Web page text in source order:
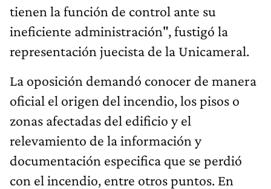
tienen la función de control ante su
ineficiente administración", fustigó la
representación juecista de la Unicameral.
La oposición demandó conocer de manera
oficial el origen del incendio, los pisos o
zonas afectadas del edificio y el
relevamiento de la información y
documentación especifica que se perdió
con el incendio, entre otros puntos. En